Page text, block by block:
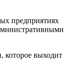
предприятиях
которое выходит